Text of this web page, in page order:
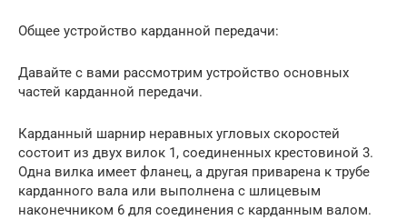
Общее устройство карданной передачи:
Давайте с вами рассмотрим устройство основных
частей карданной передачи.
Карданный шарнир неравных угловых скоростей
состоит из двух вилок 1, соединенных крестовиной 3.
Одна вилка имеет фланец, а другая приварена к трубе
карданного вала или выполнена с шлицевым
наконечником 6 для соединения с карданным валом.